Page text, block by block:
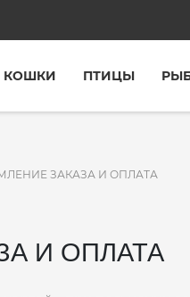
КОШКИ ПТИЦЫ
ЗАКАЗА И ОПЛАТА
И ОПЛАТА